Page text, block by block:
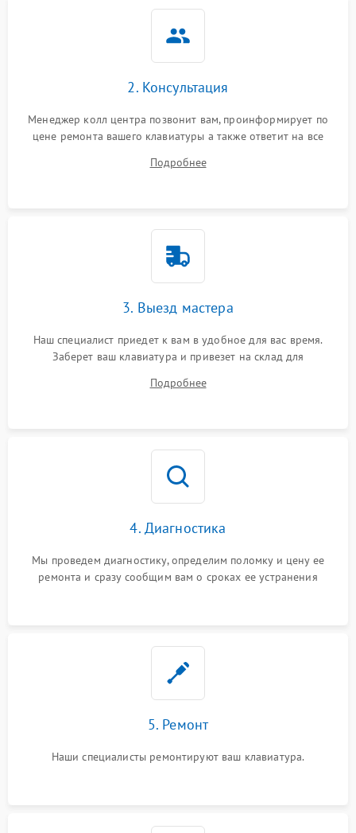
2. Консультация
Менеджер колл центра позвонит вам, проинформирует по
цене ремонта вашего клавиатуры а также ответит на все
Подробнее
3. Выезд мастера
Наш специалист приедет к вам в удобное для вас время.
Заберет ваш клавиатура и привезет на склад для
Подробнее
4. Диагностика
Мы проведем диагностику, определим поломку и цену ее
ремонта и сразу сообщим вам о сроках ее устранения
5. Ремонт
Наши специалисты ремонтируют ваш клавиатура.